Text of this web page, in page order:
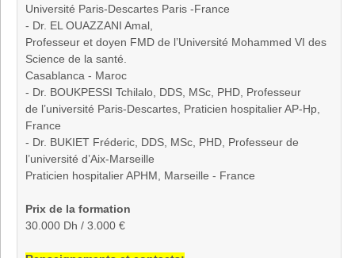
Université Paris-Descartes Paris -France
- Dr. EL OUAZZANI Amal,
Professeur et doyen FMD de l’Université Mohammed VI des
Science de la santé.
Casablanca - Maroc
- Dr. BOUKPESSI Tchilalo, DDS, MSc, PHD, Professeur
de l’université Paris-Descartes, Praticien hospitalier AP-Hp,
France
- Dr. BUKIET Fréderic, DDS, MSc, PHD, Professeur de
l’université d’Aix-Marseille
Praticien hospitalier APHM, Marseille - France
Prix de la formation
30.000 Dh / 3.000 €